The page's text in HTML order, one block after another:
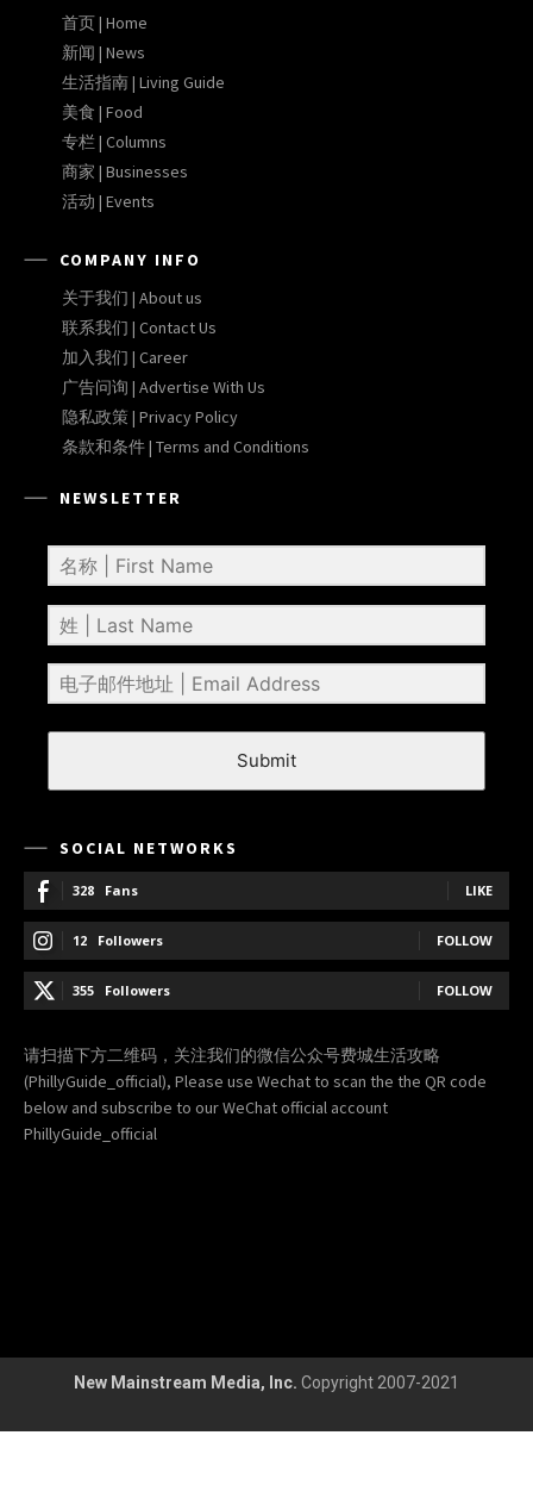
首页 | Home
新闻 | News
生活指南 | Living Guide
美食 | Food
专栏 | Columns
商家 | Businesses
活动 | Events
COMPANY INFO
关于我们 | About us
联系我们 | Contact Us
加入我们 | Career
广告问询 | Advertise With Us
隐私政策 | Privacy Policy
条款和条件 | Terms and Conditions
NEWSLETTER
Submit
SOCIAL NETWORKS
328 Fans LIKE
12 Followers FOLLOW
355 Followers FOLLOW
请扫描下方二维码，关注我们的微信公众号费城生活攻略
(PhillyGuide_official), Please use Wechat to scan the the QR code
below and subscribe to our WeChat official account
PhillyGuide_official
New Mainstream Media, Inc. Copyright 2007-2021